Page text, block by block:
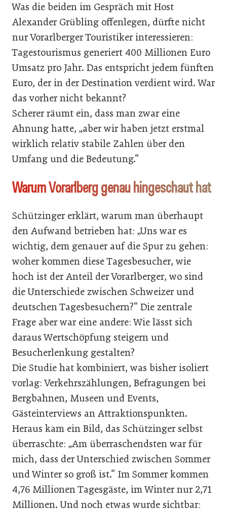
Was die beiden im Gespräch mit Host
Alexander Grübling offenlegen, dürfte nicht
nur Vorarlberger Touristiker interessieren:
Tagestourismus generiert 400 Millionen Euro
Umsatz pro Jahr. Das entspricht jedem fünften
Euro, der in der Destination verdient wird. War
das vorher nicht bekannt?
Scherer räumt ein, dass man zwar eine
Ahnung hatte, „aber wir haben jetzt erstmal
wirklich relativ stabile Zahlen über den
Umfang und die Bedeutung.“
Warum Vorarlberg genau hingeschaut hat
Schützinger erklärt, warum man überhaupt
den Aufwand betrieben hat: „Uns war es
wichtig, dem genauer auf die Spur zu gehen:
woher kommen diese Tagesbesucher, wie
hoch ist der Anteil der Vorarlberger, wo sind
die Unterschiede zwischen Schweizer und
deutschen Tagesbesuchern?“ Die zentrale
Frage aber war eine andere: Wie lässt sich
daraus Wertschöpfung steigern und
Besucherlenkung gestalten?
Die Studie hat kombiniert, was bisher isoliert
vorlag: Verkehrszählungen, Befragungen bei
Bergbahnen, Museen und Events,
Gästeinterviews an Attraktionspunkten.
Heraus kam ein Bild, das Schützinger selbst
überraschte: „Am überraschendsten war für
mich, dass der Unterschied zwischen Sommer
und Winter so groß ist.“ Im Sommer kommen
4,76 Millionen Tagesgäste, im Winter nur 2,71
Millionen. Und noch etwas wurde sichtbar: